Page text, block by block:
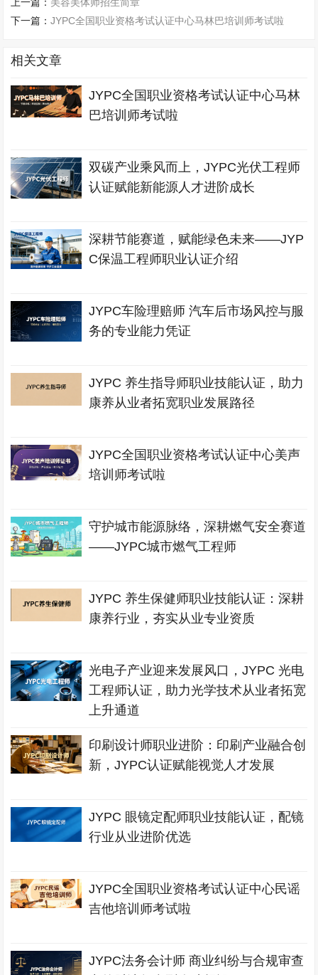
下一篇：JYPC全国职业资格考试认证中心马林巴培训师考试啦
相关文章
JYPC全国职业资格考试认证中心马林
巴培训师考试啦
双碳产业乘风而上，JYPC光伏工程师
认证赋能新能源人才进阶成长
深耕节能赛道，赋能绿色未来——JYP
C保温工程师职业认证介绍
JYPC车险理赔师 汽车后市场风控与服
务的专业能力凭证
JYPC 养生指导师职业技能认证，助力
康养从业者拓宽职业发展路径
JYPC全国职业资格考试认证中心美声
培训师考试啦
守护城市能源脉络，深耕燃气安全赛道
——JYPC城市燃气工程师
JYPC 养生保健师职业技能认证：深耕
康养行业，夯实从业专业资质
光电子产业迎来发展风口，JYPC 光电
工程师认证，助力光学技术从业者拓宽
上升通道
印刷设计师职业进阶：印刷产业融合创
新，JYPC认证赋能视觉人才发展
JYPC 眼镜定配师职业技能认证，配镜
行业从业进阶优选
JYPC全国职业资格考试认证中心民谣
吉他培训师考试啦
JYPC法务会计师 商业纠纷与合规审查